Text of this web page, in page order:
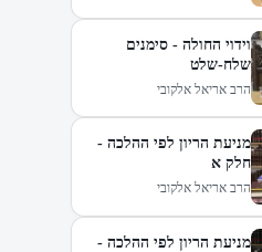
וידוי החולה - סימנים
שלח-שלט
הרב אריאל אלקובי
מניעת הריון לפי ההלכה -
חלק א
הרב אריאל אלקובי
מניעת הריון לפי ההלכה -